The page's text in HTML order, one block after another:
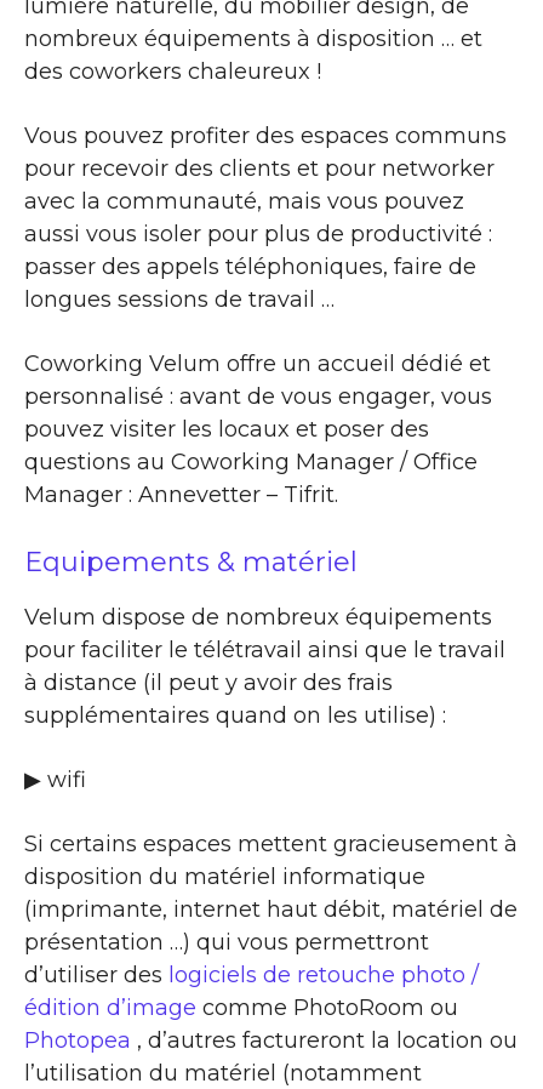
lumière naturelle, du mobilier design, de
nombreux équipements à disposition … et
des coworkers chaleureux !
Vous pouvez profiter des espaces communs
pour recevoir des clients et pour networker
avec la communauté, mais vous pouvez
aussi vous isoler pour plus de productivité :
passer des appels téléphoniques, faire de
longues sessions de travail …
Coworking Velum offre un accueil dédié et
personnalisé : avant de vous engager, vous
pouvez visiter les locaux et poser des
questions au Coworking Manager / Office
Manager : Annevetter – Tifrit.
Equipements & matériel
Velum dispose de nombreux équipements
pour faciliter le télétravail ainsi que le travail
à distance (il peut y avoir des frais
supplémentaires quand on les utilise) :
▶ wifi
Si certains espaces mettent gracieusement à
disposition du matériel informatique
(imprimante, internet haut débit, matériel de
présentation …) qui vous permettront
d’utiliser des logiciels de retouche photo /
édition d’image comme PhotoRoom ou
Photopea , d’autres factureront la location ou
l’utilisation du matériel (notamment